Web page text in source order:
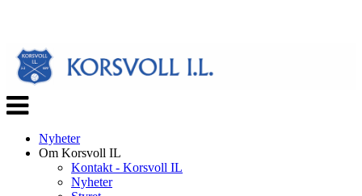
Veksle
navigasjon
Nyheter
Om Korsvoll IL
Kontakt - Korsvoll IL
Nyheter